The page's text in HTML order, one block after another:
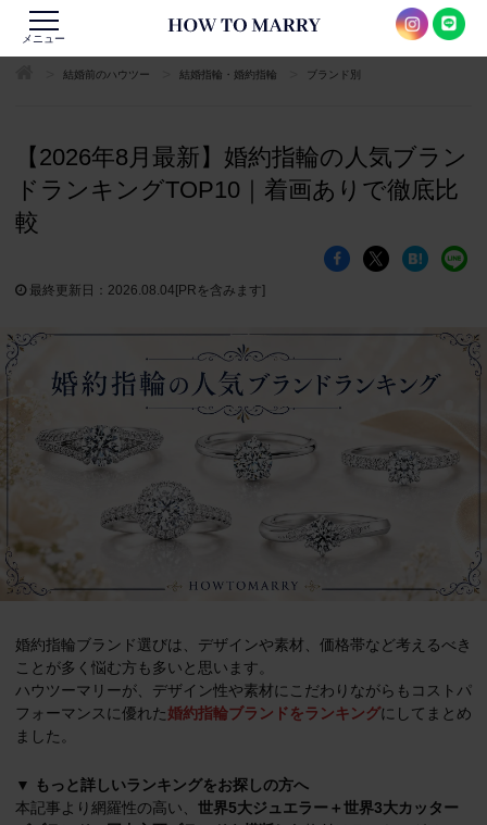
メニュー
結婚前のハウツー 結婚指輪・婚約指輪 ブランド別
【2026年8月最新】婚約指輪の人気ブラン
ドランキングTOP10｜着画ありで徹底比
較
最終更新日：2026.08.04[PRを含みます]
婚約指輪ブランド選びは、デザインや素材、価格帯など考えるべき
ことが多く悩む方も多いと思います。
ハウツーマリーが、デザイン性や素材にこだわりながらもコストパ
フォーマンスに優れた婚約指輪ブランドをランキングにしてまとめ
ました。
▼ もっと詳しいランキングをお探しの方へ
本記事より網羅性の高い、 世界5大ジュエラー＋世界3大カッター